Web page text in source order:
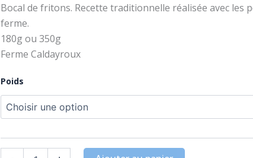
à
Bocal de fritons. Recette traditionnelle réalisée avec les
ferme.
180g ou 350g
Ferme Caldayroux
Poids